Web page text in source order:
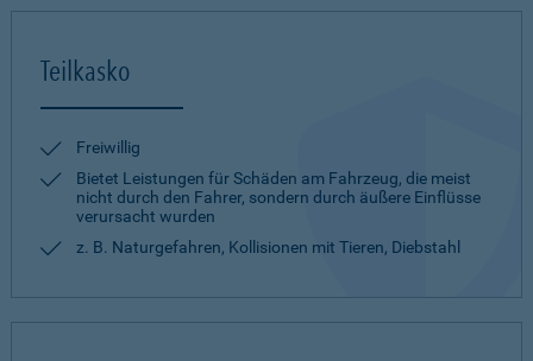
Teilkasko
Freiwillig
Bietet Leistungen für Schäden am Fahrzeug, die meist
nicht durch den Fahrer, sondern durch äußere Einflüsse
verursacht wurden
z. B. Naturgefahren, Kollisionen mit Tieren, Diebstahl